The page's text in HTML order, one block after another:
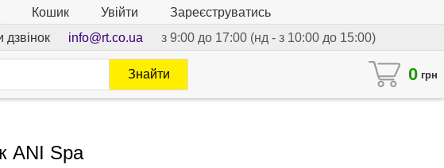
Кошик Увійти
Зареєструватись
info@rt.co.ua з 9:00 до 17:00 (нд - з 10:00 до 15:00)
0 грн
Знайти
ANI Spa